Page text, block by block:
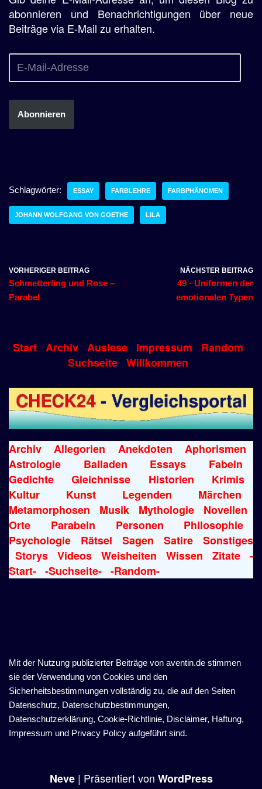
abonnieren und Benachrichtigungen über neue
Beiträge via E-Mail zu erhalten.
Abonnieren
Schlagwörter: ESSAY FARBLEHRE FARBPHÄNOMEN
JOHANN WOLFGANG VON GOETHE LILA
VORHERIGER BEITRAG
Schmetterling und Rose –
Parabel
NÄCHSTER BEITRAG
49 · Uniformen der
emotionalen Typen
Start Archiv Auslese Impressum
Random
Suchseite Willkommen
Archiv Allegorien Anekdoten
Aphorismen
Astrologie
Balladen Essays
Fabeln
Gedichte
Gleichnisse Historien
Krimis
Kultur
Kunst Legenden
Märchen
Metamorphosen
Musik Mythologie
Novellen
Orte
Parabeln Personen
Philosophie
Psychologie
Rätsel Sagen Satire
Sonstiges
Storys
Videos Weisheiten Wissen Zitate
-
Start- -Suchseite- -Random-
Mit der Nutzung publizierter Beiträge von aventin.de stimmen
sie der Verwendung von Cookies und den
Sicherheitsbestimmungen vollständig zu, die auf den Seiten
Datenschutz, Datenschutzbestimmungen,
Datenschutzerklärung, Cookie-Richtlinie, Disclaimer, Haftung,
Impressum und Privacy Policy aufgeführt sind.
Neve| Präsentiert von WordPress